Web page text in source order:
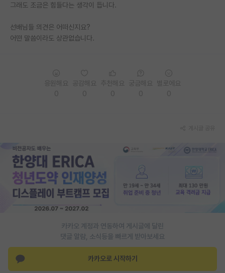
학술 정보 게시판
재팬라운지 🌸
그래도 조금은 힘들다는 생각이 듭니다.
선배님들 의견은 어떠신지요?
어떤 말씀이라도 상관없습니다.
카카오 계정과 연동하여 게시글에 달린
댓글 알람, 소식등을 빠르게 받아보세요
카카오로 시작하기